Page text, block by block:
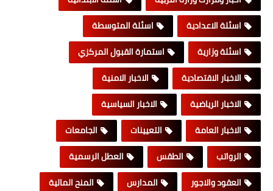
اسئلة الاعدادية
اسئلة المتوسطة
اسئلة وزارية
استمارة القبول المركزي
الاخبار الاقتصادية
الاخبار الامنية
الاخبار الرياضية
الاخبار السياسية
الاخبار العامة
التعيينات
الجامعات
الرواتب
الطقس
العطل الرسمية
العقود والاجور
المدارس
المنح المالية